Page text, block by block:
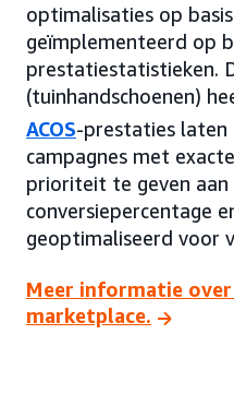
optimalisaties op
geïmplementeerd op
prestatiestatistieken.
(tuinhandschoenen)
ACOS-prestaties laten
campagnes met
prioriteit te geven
conversiepercentage
geoptimaliseerd voor
Meer informatie over
marketplace.